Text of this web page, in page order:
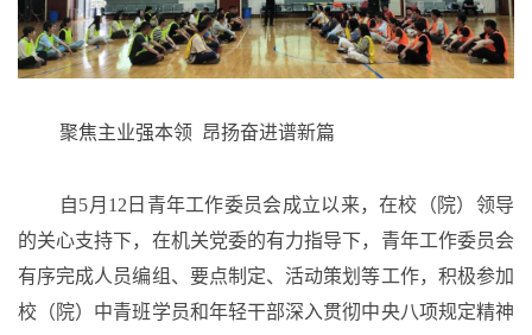
聚焦主业强本领 昂扬奋进谱新篇
自5月12日青年工作委员会成立以来，在校（院）领导
的关心支持下，在机关党委的有力指导下，青年工作委员会
有序完成人员编组、要点制定、活动策划等工作，积极参加
校（院）中青班学员和年轻干部深入贯彻中央八项规定精神